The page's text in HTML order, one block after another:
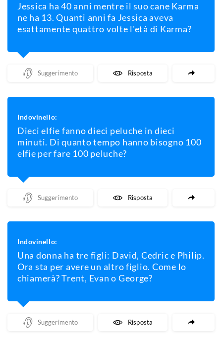
Jessica ha 40 anni mentre il suo cane Karma
ne ha 13. Quanti anni fa Jessica aveva
esattamente quattro volte l'età di Karma?
Mostra Un Suggerimento Mostra La Risposta
Indovinello:
Dieci elfie fanno dieci peluche in dieci
minuti. Di quanto tempo hanno bisogno 100
elfie per fare 100 peluche?
Mostra Un Suggerimento Mostra La Risposta
Indovinello:
Una donna ha tre figli: David, Cedric e Philip.
Ora sta per avere un altro figlio. Come lo
chiamerà? Trent, Evan o George?
Mostra Un Suggerimento Mostra La Risposta